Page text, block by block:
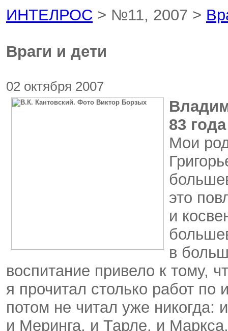
ИНТЕЛРОС > №11, 2007 >
Враги и дети
02 октября 2007
83 года
Мои
это
и
в
воспитание привело к тому,
я прочитал столько работ
потом не читал уже никогда:
и Меринга, и Тарле, и